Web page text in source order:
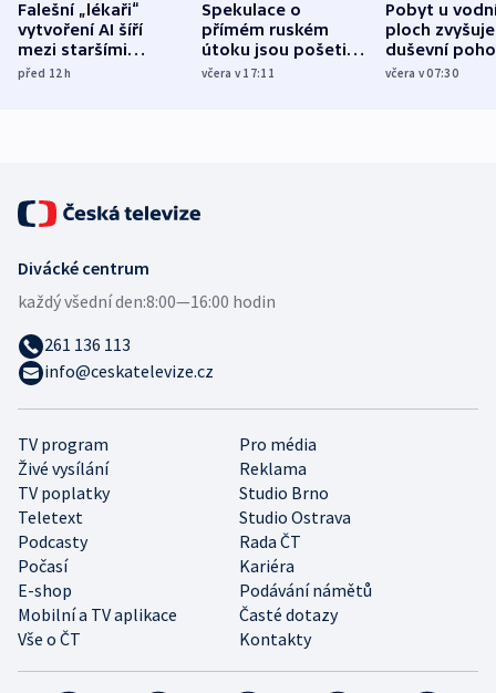
Falešní „lékaři“
vytvoření AI šíří
mezi staršími
Poláky nebezpečné
před 12h
Spekulace o
přímém ruském
útoku jsou pošetilé,
míní estonský
včera v 17:11
Pobyt u
ploch zvyšuje
duševní
ukázala
včera v 07:30
TV program
Pro média
Živé vysílání
Reklama
TV poplatky
Studio Brno
Teletext
Studio Ostrava
Podcasty
Rada ČT
Počasí
Kariéra
E-shop
Podávání námětů
Mobilní a TV aplikace
Časté dotazy
Vše o ČT
Kontakty
Divácké centrum
každý všední den:8:00—16:00 hodin
261 136 113
info@ceskatelevize.cz